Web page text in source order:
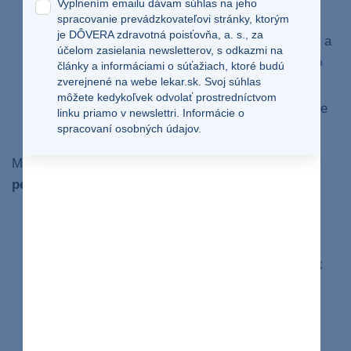
chemických látok (vrátane určitých antibiotík,
antidepresív, liekov proti záchvatom, hormónov a
antifungálnych liekov) alebo byliniek (extrakt zo
zeleného čaju a kava),
metabolickými alebo cievnymi poruchami, ako je
Wilsonova choroba či autoimunitná hepatitída .
Medzi najčastejšie
pečene
hepatitída C: ak ju máte dlhodobo, môže viesť k
Vyplnením emailu dávam súhlas na jeho
spracovanie prevádzkovateľovi stránky, ktorým
je DÔVERA zdravotná poisťovňa, a. s., za
účelom zasielania newsletterov, s odkazmi na
články a informáciami o súťažiach, ktoré budú
zverejnené na webe lekar.sk. Svoj súhlas
môžete kedykoľvek odvolať prostredníctvom
linku priamo v newslettri. Informácie o
spracovaní osobných údajov.